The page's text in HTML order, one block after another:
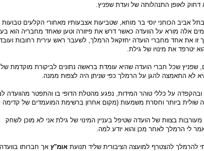
לאופן התנהלותה של ועדת שפניץ.
אביב הכוחני יוסי בר מוחא, שטביעות אצבעותיו מאחורי הקלעים טבועות
אלה מורא על הוועדה כאשר דרש את פיזורה וטען שאחד מחבריה הוא בעל
זו את אחד מחברי הועדה יחזקאל הרמלך, לשעבר ראש עירית רחובות
את מינויו של גילת.
שכל חברי הועדה שהיא עומדת בראשה נתונים לביקורת מוקדמת של
לא התאמצה להגן על הרמלך כפי שניתן היה לצפות ממנה.
ובהקפדה על כללי טוהר המידות, נפגע מהטלת הדופי בו והתפטר מהוועדה
שולית ביותר וחסרת משמעות (מקום אחרון ברשימת המועמדים של קדימה
בצוות של הועדה שטיפל בעניין המינוי של גילת אני לא מוכן לשחק
לי הרמלך לאחר מכן והוא יודע למה.
להצטרף למועצה הציבורית שליד תנועת אומ"ץ אך חברותו